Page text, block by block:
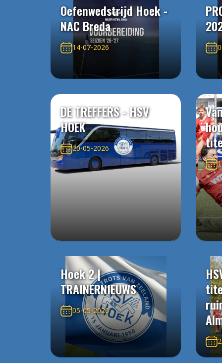
Oefenwedstrijd Hoek -
NAC Breda
14-07-2026
DE TREFFERS - HSV
HOEK
20-05-2026
Hoek 2 |
TRAINERNIEUWS
05-05-2026